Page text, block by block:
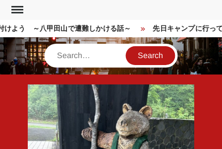
Skip
content
よう ～八甲田山で遭難しかける話～ 先日キャンプに行っ
Search